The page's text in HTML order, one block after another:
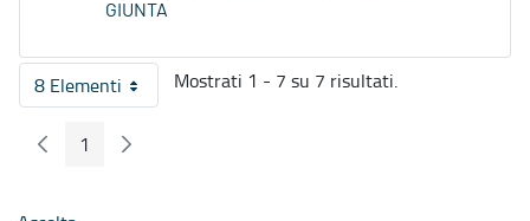
GIUNTA
8 ElementiPer pagina
Mostrati 1 - 7 su 7 risultati.
Pagina Precedente
Pagina
1 Pagina Seguente